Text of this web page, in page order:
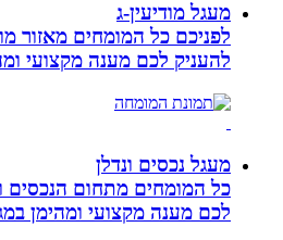
מעגל מודיעין-ג
לפניכם כל המומחים מאזור
להעניק לכם מענה מקצועי ומהימן
מעגל נכסים ונדלן
כל המומחים מתחום הנכסים
לכם מענה מקצועי ומהימן במגוון